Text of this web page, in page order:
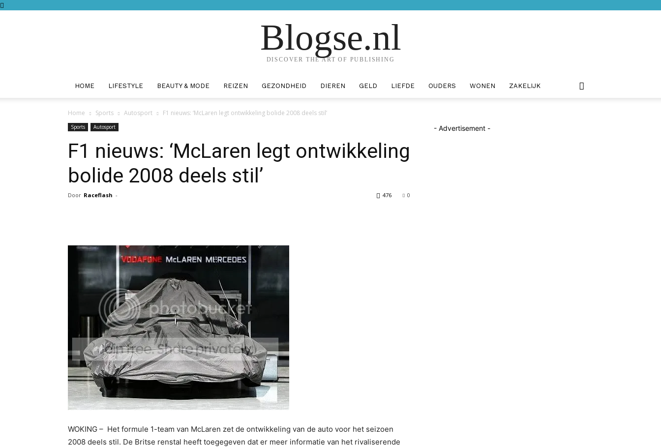
Blogse.nl
DISCOVER THE ART OF PUBLISHING
HOME LIFESTYLE BEAUTY & MODE REIZEN GEZONDHEID DIEREN GELD LIEFDE OUDERS WONEN ZAKELIJK
Home Sports Autosport F1 nieuws: ‘McLaren legt ontwikkeling bolide 2008 deels stil’
Sports Autosport
F1 nieuws: ‘McLaren legt ontwikkeling
bolide 2008 deels stil’
Door Raceflash - 0
476
WOKING – Het formule 1-team van McLaren zet de ontwikkeling van de auto voor het seizoen
2008 deels stil. De Britse renstal heeft toegegeven dat er meer informatie van het rivaliserende
- Advertisement -